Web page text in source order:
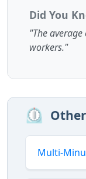
Did You
"The
workers."
⏲️
Multi-